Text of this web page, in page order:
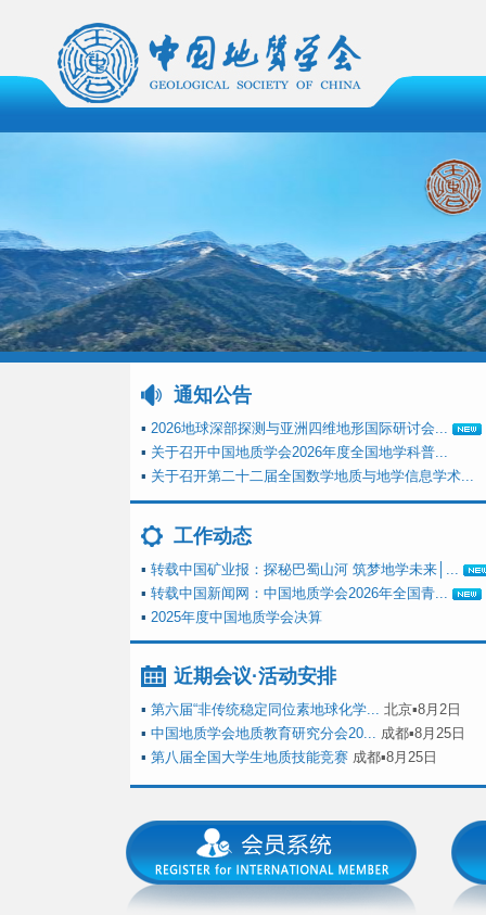
通知公告
▪ 2026地球深部探测与亚洲四维地形国际研讨会...
▪ 关于召开中国地质学会2026年度全国地学科普...
▪ 关于召开第二十二届全国数学地质与地学信息学术...
工作动态
▪ 转载中国矿业报：探秘巴蜀山河 筑梦地学未来│...
▪ 转载中国新闻网：中国地质学会2026年全国青...
▪ 2025年度中国地质学会决算
近期会议·活动安排
▪ 第六届“非传统稳定同位素地球化学... 北京▪8月2日
▪ 中国地质学会地质教育研究分会20... 成都▪8月25日
▪ 第八届全国大学生地质技能竞赛 成都▪8月25日